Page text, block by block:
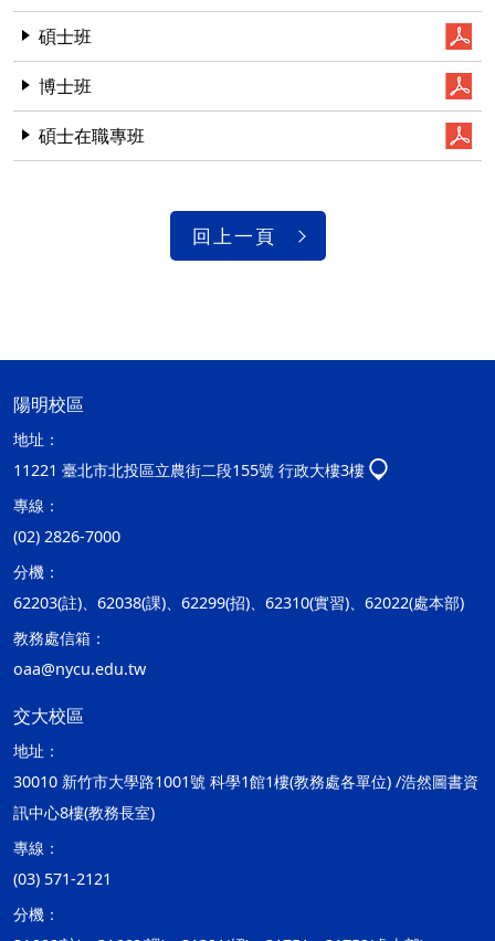
碩士班
博士班
碩士在職專班
回上一頁
陽明校區
地址：
11221 臺北市北投區立農街二段155號 行政大樓3樓
專線：
(02) 2826-7000
分機：
62203(註)、62038(課)、62299(招)、62310(實習)、62022(處本部)
教務處信箱：
oaa@nycu.edu.tw
交大校區
地址：
30010 新竹市大學路1001號 科學1館1樓(教務處各單位) /浩然圖書資
訊中心8樓(教務長室)
專線：
(03) 571-2121
分機：